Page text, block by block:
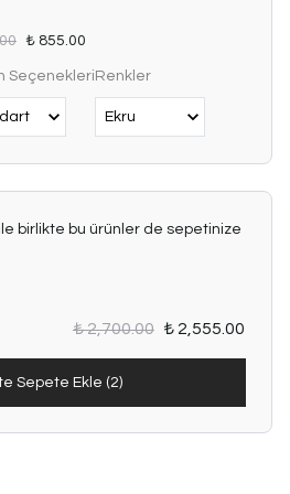
₺ 855.00
Seçenekleri Renkler
birlikte bu ürünler de sepetinize
₺ 2,700.00 ₺ 2,555.00
Sepete Ekle (2)